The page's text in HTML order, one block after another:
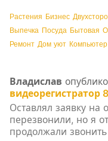
Растения Бизнес
Выпечка Посуда Бытовая
Ремонт Дом уют Компьютер
Владислав
видеорегистратор
Оставлял заявку на
перезвонили, но я
продолжали